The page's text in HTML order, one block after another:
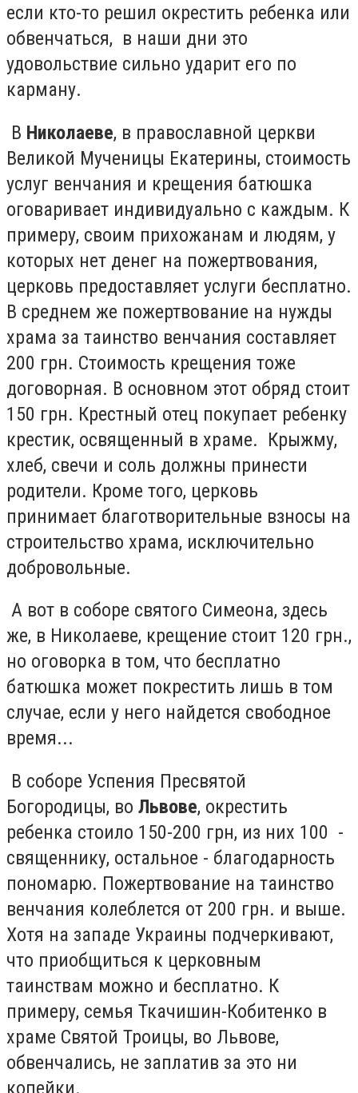
если кто-то решил окрестить ребенка или
обвенчаться, в наши дни это
удовольствие сильно ударит его по
карману.
В Николаеве, в православной церкви
Великой Мученицы Екатерины, стоимость
услуг венчания и крещения батюшка
оговаривает индивидуально с каждым. К
примеру, своим прихожанам и людям, у
которых нет денег на пожертвования,
церковь предоставляет услуги бесплатно.
В среднем же пожертвование на нужды
храма за таинство венчания составляет
200 грн. Стоимость крещения тоже
договорная. В основном этот обряд стоит
150 грн. Крестный отец покупает ребенку
крестик, освященный в храме. Крыжму,
хлеб, свечи и соль должны принести
родители. Кроме того, церковь
принимает благотворительные взносы на
строительство храма, исключительно
добровольные.
А вот в соборе святого Симеона, здесь
же, в Николаеве, крещение стоит 120 грн.,
но оговорка в том, что бесплатно
батюшка может покрестить лишь в том
случае, если у него найдется свободное
время...
В соборе Успения Пресвятой
Богородицы, во Львове, окрестить
ребенка стоило 150-200 грн, из них 100 -
священнику, остальное - благодарность
пономарю. Пожертвование на таинство
венчания колеблется от 200 грн. и выше.
Хотя на западе Украины подчеркивают,
что приобщиться к церковным
таинствам можно и бесплатно. К
примеру, семья Ткачишин-Кобитенко в
храме Святой Троицы, во Львове,
обвенчались, не заплатив за это ни
копейки.